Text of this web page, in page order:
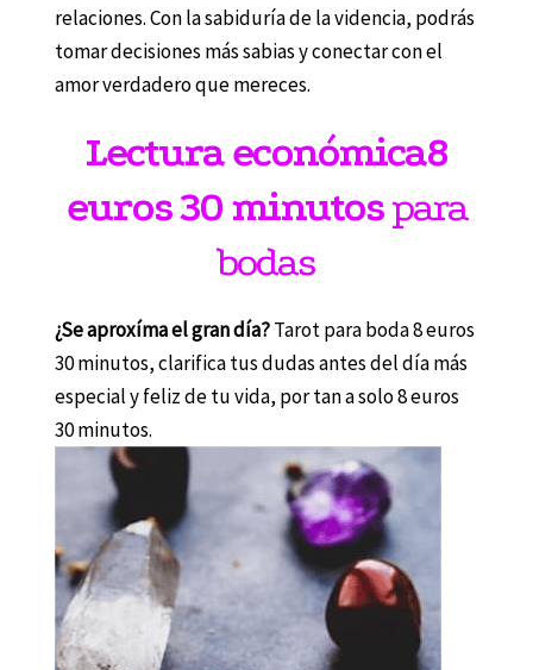
relaciones. Con la sabiduría de la videncia, podrás
tomar decisiones más sabias y conectar con el
amor verdadero que mereces.
Lectura económica8
euros 30 minutospara
bodas
¿Se aproxíma el gran día?Tarot para boda 8 euros
30 minutos, clarifica tus dudas antes del día más
especial y feliz de tu vida, por tan a solo 8 euros
30 minutos.